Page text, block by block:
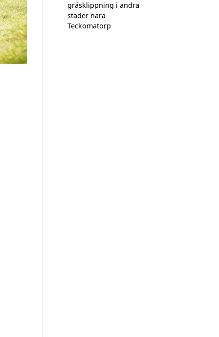
gräsklippning i andra
städer nära
Teckomatorp